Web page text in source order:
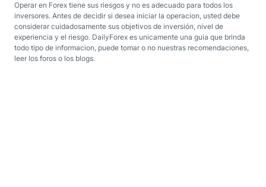
Operar en Forex tiene sus riesgos y no es adecuado para todos los
inversores. Antes de decidir si desea iniciar la operacion, usted debe
considerar cuidadosamente sus objetivos de inversión, nivel de
experiencia y el riesgo. DailyForex es unicamente una guia que brinda
todo tipo de informacion, puede tomar o no nuestras recomendaciones,
leer los foros o los blogs.